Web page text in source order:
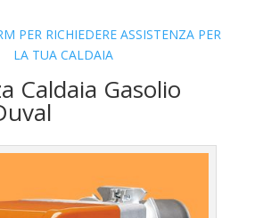
PER RICHIEDERE ASSISTENZA PER
LA TUA CALDAIA
Caldaia Gasolio